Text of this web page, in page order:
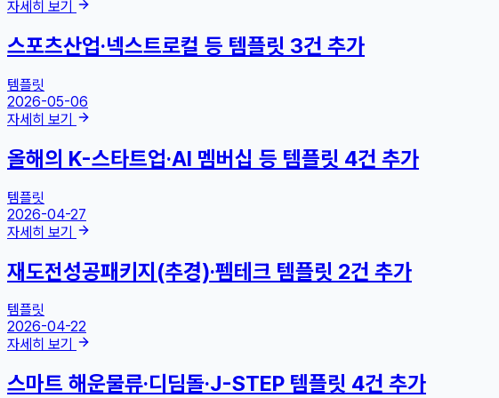
자세히 보기
스포츠산업·넥스트로컬 등 템플릿 3건 추가
템플릿
2026-05-06
자세히 보기
올해의 K-스타트업·AI 멤버십 등 템플릿 4건 추가
템플릿
2026-04-27
자세히 보기
재도전성공패키지(추경)·펨테크 템플릿 2건 추가
템플릿
2026-04-22
자세히 보기
스마트 해운물류·디딤돌·J-STEP 템플릿 4건 추가